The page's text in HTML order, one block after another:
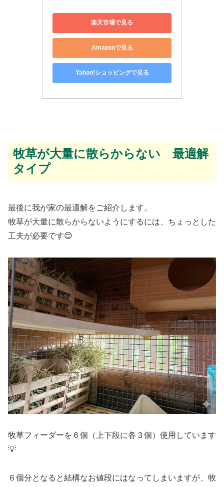
楽天市場で見る
Amazonで見る
Yahoo!ショッピングで見る
牧草が大量に散らからない 最適解
タイプ
最後に我が家の最適解をご紹介します。
牧草が大量に散らからないようにするには、ちょっとした
工夫が必要です😊
牧草フィーダーを６個（上下段に各３個）使用しています
💡
６個分となると結構なお値段にはなってしまいますが、牧